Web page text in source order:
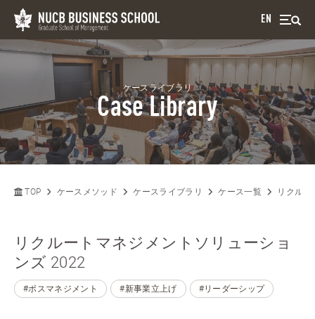
EN
ケースライブラリ
Case Library
TOP ケースメソッド ケースライブラリ ケース一覧 リクル
リクルートマネジメントソリューショ
ンズ 2022
#ボスマネジメント #新事業立上げ #リーダーシップ